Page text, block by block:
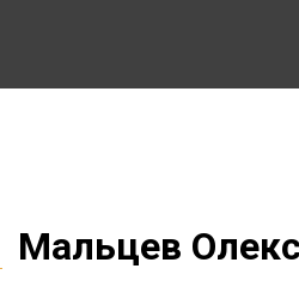
Мальцев